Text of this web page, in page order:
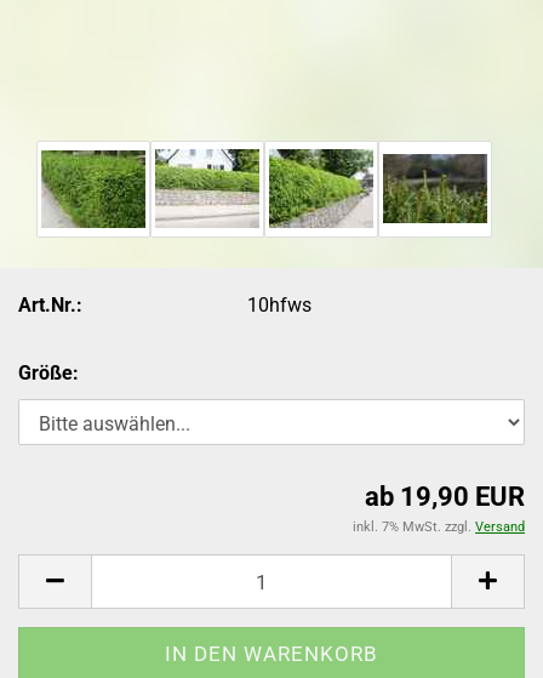
Art.Nr.: 10hfws
Größe:
ab 19,90 EUR
inkl. 7% MwSt. zzgl. Versand